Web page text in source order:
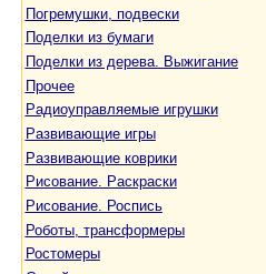
Погремушки, подвески
Поделки из бумаги
Поделки из дерева. Выжигание
Прочее
Радиоуправляемые игрушки
Развивающие игры
Развивающие коврики
Рисование. Раскраски
Рисование. Роспись
Роботы, трансформеры
Ростомеры